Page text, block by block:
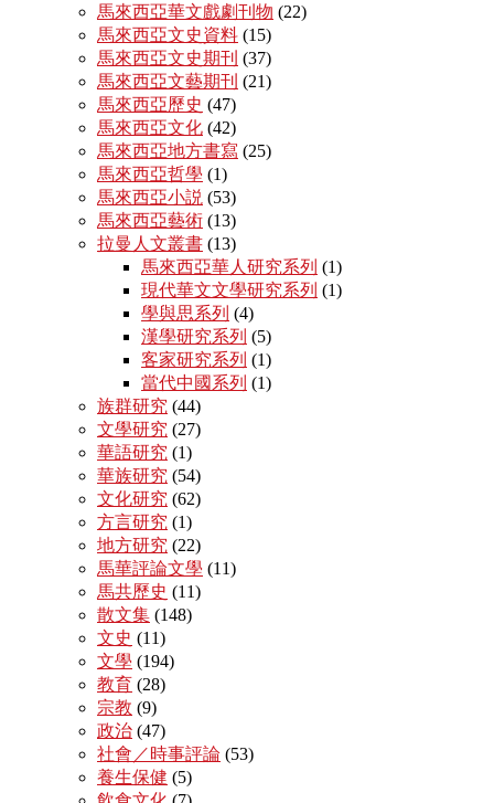
馬來西亞華文戲劇刊物 (22)
馬來西亞文史資料 (15)
馬來西亞文史期刊 (37)
馬來西亞文藝期刊 (21)
馬來西亞歷史 (47)
馬來西亞文化 (42)
馬來西亞地方書寫 (25)
馬來西亞哲學 (1)
馬來西亞小説 (53)
馬來西亞藝術 (13)
拉曼人文叢書 (13)
馬來西亞華人研究系列 (1)
現代華文文學研究系列 (1)
學與思系列 (4)
漢學研究系列 (5)
客家研究系列 (1)
當代中國系列 (1)
族群研究 (44)
文學研究 (27)
華語研究 (1)
華族研究 (54)
文化研究 (62)
方言研究 (1)
地方研究 (22)
馬華評論文學 (11)
馬共歷史 (11)
散文集 (148)
文史 (11)
文學 (194)
教育 (28)
宗教 (9)
政治 (47)
社會／時事評論 (53)
養生保健 (5)